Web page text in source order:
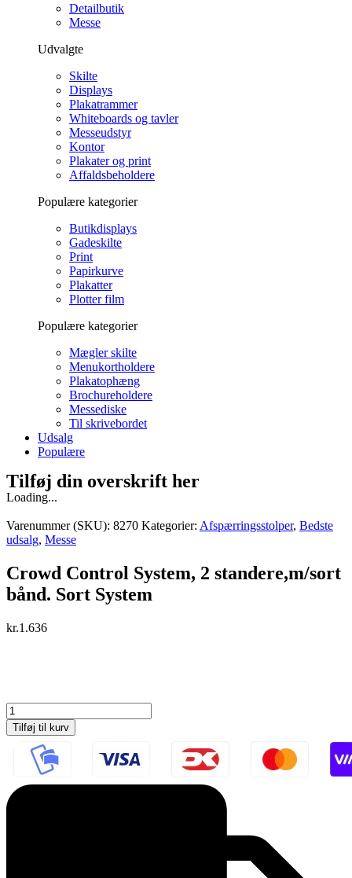
Detailbutik
Messe
Udvalgte
Skilte
Displays
Plakatrammer
Whiteboards og tavler
Messeudstyr
Kontor
Plakater og print
Affaldsbeholdere
Populære kategorier
Butikdisplays
Gadeskilte
Print
Papirkurve
Plakatter
Plotter film
Populære kategorier
Mægler skilte
Menukortholdere
Plakatophæng
Brochureholdere
Messediske
Til skrivebordet
Udsalg
Populære
Tilføj din overskrift her
Loading...
Varenummer (SKU): 8270 Kategorier: Afspærringsstolper, Bedste
udsalg, Messe
Crowd Control System, 2 standere,m/sort
bånd. Sort System
kr.1.636
Crowd
Control
System,
standere,m/sort
Sort
System
Tilføj til kurv